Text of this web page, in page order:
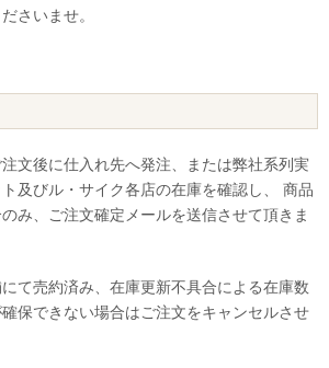
さいませ。
文後に仕入れ先へ発注、または弊社系列実
及びル・サイク各店の在庫を確認し、 商品
み、ご注文確定メールを送信させて頂きま
て売約済み、在庫更新不具合による在庫数
保できない場合はご注文をキャンセルさせ